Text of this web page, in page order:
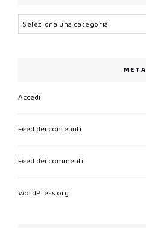
Categorie
META
Accedi
Feed dei contenuti
Feed dei commenti
WordPress.org